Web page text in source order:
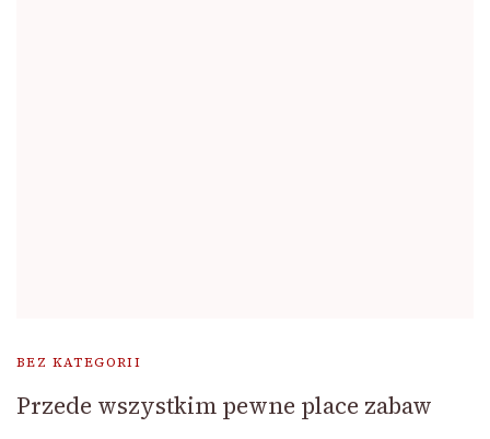
BEZ KATEGORII
Przede wszystkim pewne place zabaw